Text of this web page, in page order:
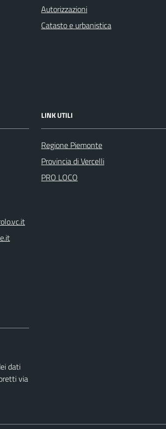
Autorizzazioni
Catasto e urbanistica
dati
via
LINK UTILI
Regione Piemonte
Provincia di Vercelli
PRO LOCO